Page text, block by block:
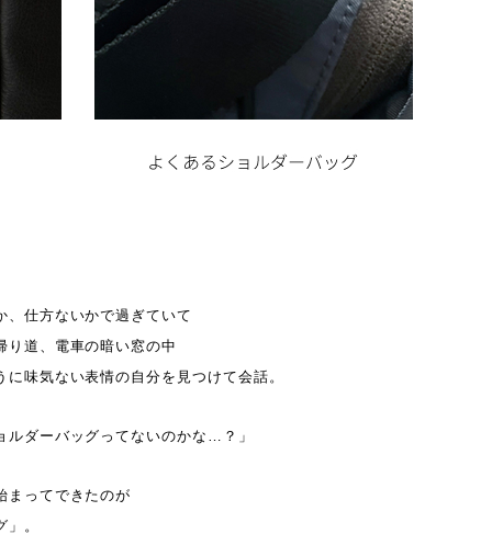
、仕方ないかで過ぎていて
り道、電車の暗い窓の中
に味気ない表情の自分を見つけて会話。
ルダーバッグってないのかな…？」
まってできたのが
」。